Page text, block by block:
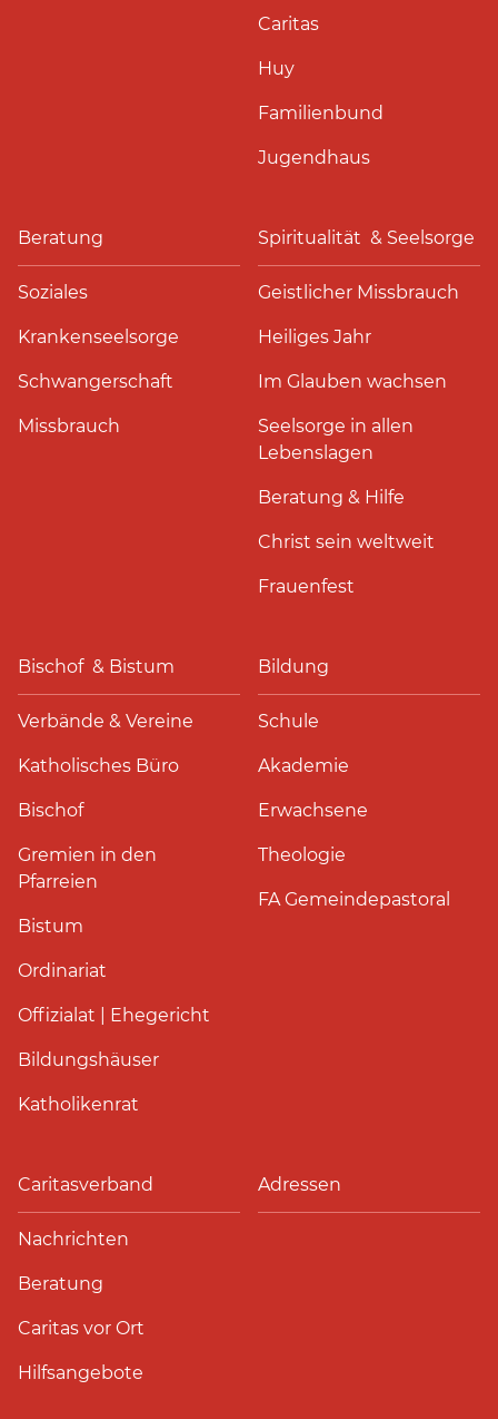
Caritas
Huy
Familienbund
Jugendhaus
Beratung
Soziales
Krankenseelsorge
Schwangerschaft
Missbrauch
Spiritualität & Seelsorge
Geistlicher Missbrauch
Heiliges Jahr
Im Glauben wachsen
Seelsorge in allen
Lebenslagen
Beratung & Hilfe
Christ sein weltweit
Frauenfest
Bischof & Bistum
Verbände & Vereine
Katholisches Büro
Bischof
Gremien in den
Pfarreien
Bistum
Ordinariat
Offizialat | Ehegericht
Bildungshäuser
Katholikenrat
Bildung
Schule
Akademie
Erwachsene
Theologie
FA Gemeindepastoral
Caritasverband
Nachrichten
Beratung
Caritas vor Ort
Hilfsangebote
Adressen